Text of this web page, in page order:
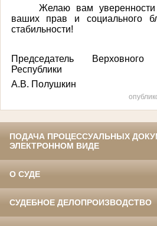
Желаю вам
ваших прав и социального
стабильности!
Председатель
Республики
А.В. Полушкин
ПОДАЧА ПРОЦЕССУАЛЬНЫХ
ЭЛЕКТРОННОМ ВИДЕ
О СУДЕ
СУДЕБНОЕ ДЕЛОПРОИЗВОДСТВО